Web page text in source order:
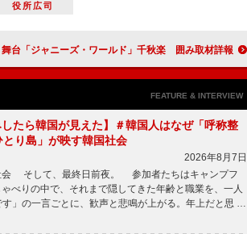
役所広司
舞台「ジャニーズ・ワールド」千秋楽 囲み取材詳報
FEATURE & INTERVIEW
たら韓国が見えた】＃韓国人はなぜ「呼称整
り島」が映す韓国社会
2026年8月7日
会 そして、最終日前夜。 参加者たちはキャンプフ
べりの中で、それまで隠してきた年齢と職業を、一人
」の一言ごとに、歓声と悲鳴が上がる。年上だと思 …